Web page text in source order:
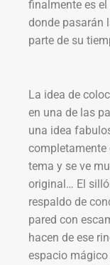
finalmente es
donde pasarán
parte de su
La idea de
en una de las
una idea
completamente
tema y se ve
original… El
respaldo de
pared con
hacen de ese
espacio mágico